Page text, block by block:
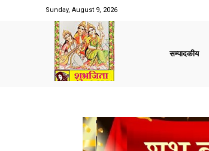
Sunday, August 9, 2026
सम्पादकीय